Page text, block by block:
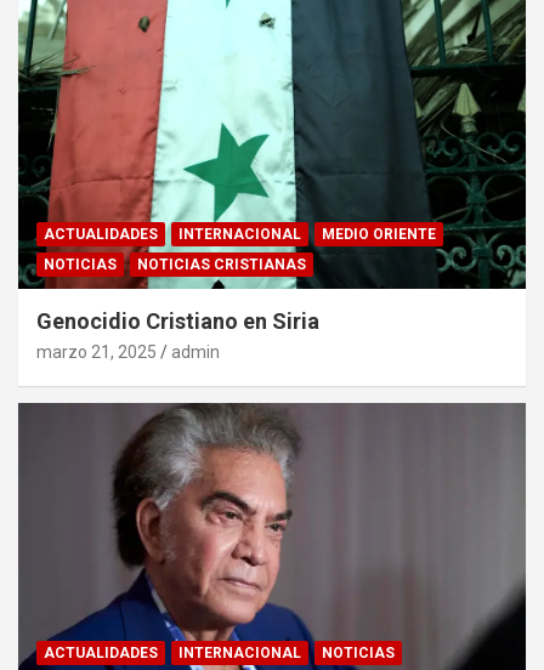
ACTUALIDADES INTERNACIONAL
MEDIO ORIENTE
NOTICIAS
NOTICIAS CRISTIANAS
Genocidio Cristiano en Siria
marzo 21, 2025 admin
ACTUALIDADES INTERNACIONAL
NOTICIAS